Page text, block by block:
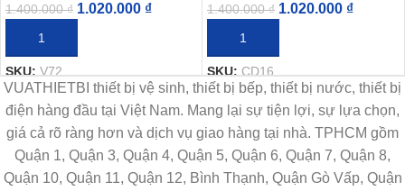
1.400.000₫ 1.020.000 ₫
THÊM VÀO GIỎ HÀNG
SKU:V72
1.400.000₫ 1.020.000 ₫
THÊM VÀO GIỎ HÀNG
SKU:CD16
VUATHIETBI thiết bị vệ sinh, thiết bị bếp, thiết bị nước, thiết bị
điện hàng đầu tại Việt Nam. Mang lại sự tiện lợi, sự lựa chọn,
giá cả rõ ràng hơn và dịch vụ giao hàng tại nhà. TPHCM gồm
Quận 1, Quận 3, Quận 4, Quận 5, Quận 6, Quận 7, Quận 8,
Quận 10, Quận 11, Quận 12, Bình Thạnh, Quận Gò Vấp, Quận